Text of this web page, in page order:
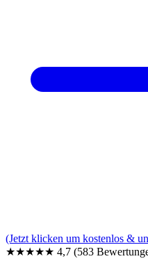
(Jetzt klicken um kostenlos &
★★★★★ 4,7 (583